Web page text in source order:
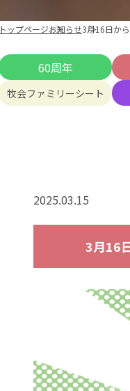
トップページお知らせ3月16日か
60周年
牧会ファミリーシート
2025.03.15
3月16